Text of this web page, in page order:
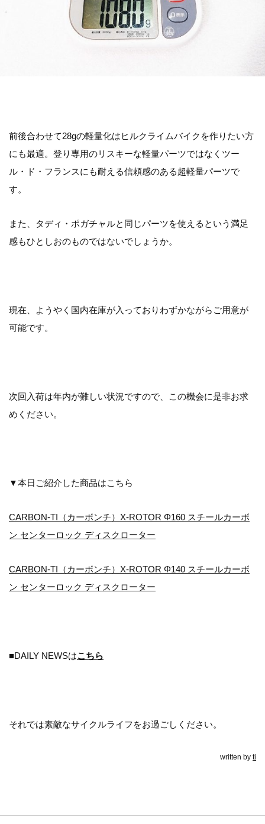
前後合わせて28gの軽量化はヒルクライムバイクを作りたい方
にも最適。登り専用のリスキーな軽量パーツではなくツー
ル・ド・フランスにも耐える信頼感のある超軽量パーツで
す。
また、タディ・ポガチャルと同じパーツを使えるという満足
感もひとしおのものではないでしょうか。
現在、ようやく国内在庫が入っておりわずかながらご用意が
可能です。
次回入荷は年内が難しい状況ですので、この機会に是非お求
めください。
▼本日ご紹介した商品はこちら
CARBON-TI（カーボンチ）X-ROTOR Φ160 スチールカーボ
ン センターロック ディスクローター
CARBON-TI（カーボンチ）X-ROTOR Φ140 スチールカーボ
ン センターロック ディスクローター
■DAILY NEWSはこちら
それでは素敵なサイクルライフをお過ごしください。
written by ti